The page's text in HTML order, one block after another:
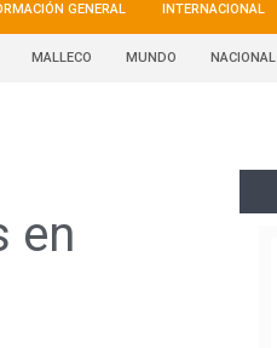
GENERAL INTERNACIONAL
MALLECO MUNDO NACIONAL
en